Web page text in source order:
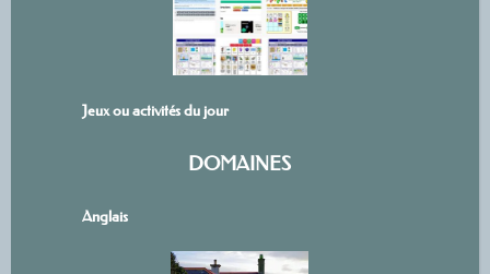
Jeux ou activités du jour
DOMAINES
Anglais